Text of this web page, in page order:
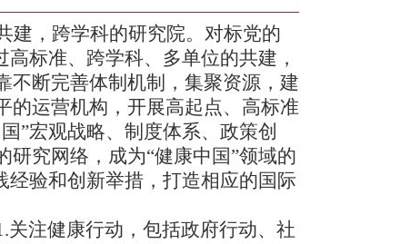
建，跨学科的研究院。对标党的
标准、跨学科、多单位的共建，
不断完善体制机制，集聚资源，建
的运营机构，开展高起点、高标准
”宏观战略、制度体系、政策创
究网络，成为“健康中国”领域的
经验和创新举措，打造相应的国际
.关注健康行动，包括政府行动、社